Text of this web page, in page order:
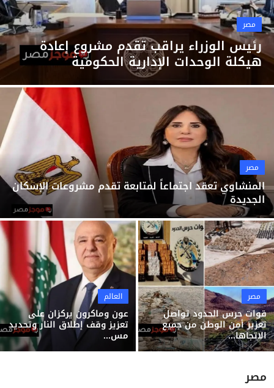
الرياضة
اقتصاد
تكنولوجيا
التعليم
منوعات
مصر
رئيس الوزراء يراقب تقدم مشروع إعادة
هيكلة الوحدات الإدارية الحكومية
مصر
المنشاوي تعقد اجتماعاً لمتابعة تقدم مشروعات الإسكان
الجديدة
مصر
قوات حرس الحدود تواصل
تعزيز أمن الوطن من جميع
الاتجاها...
العالم
عون وماكرون يركزان على
تعزيز وقف إطلاق النار وتحديد
مس...
مصر